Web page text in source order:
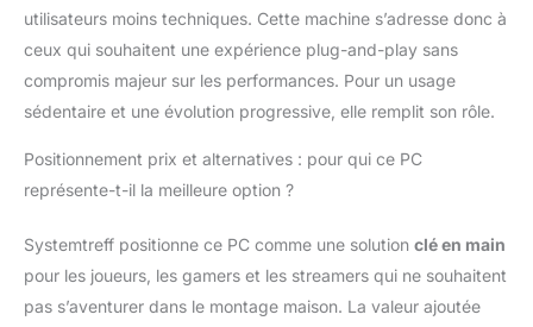
utilisateurs moins techniques. Cette machine s’adresse donc à
ceux qui souhaitent une expérience plug-and-play sans
compromis majeur sur les performances. Pour un usage
sédentaire et une évolution progressive, elle remplit son rôle.
Positionnement prix et alternatives : pour qui ce PC
représente-t-il la meilleure option ?
Systemtreff positionne ce PC comme une solution clé en main
pour les joueurs, les gamers et les streamers qui ne souhaitent
pas s’aventurer dans le montage maison. La valeur ajoutée